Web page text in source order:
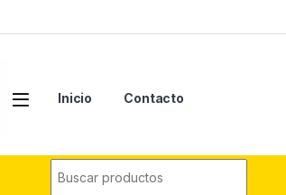
Inicio Contacto